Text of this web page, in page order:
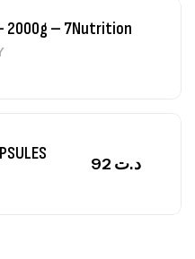
2000g – 7Nutrition
د.ت